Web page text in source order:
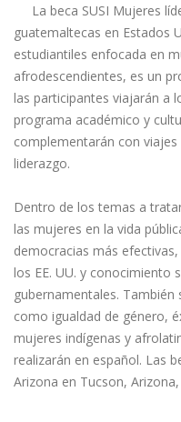
La beca SUSI Mujeres
guatemaltecas en Estados
estudiantiles enfocada en
afrodescendientes, es un
las participantes viajarán a
programa académico y
complementarán con
liderazgo.
Dentro de los temas a
las mujeres en la vida
democracias más
los EE. UU. y conocimiento
gubernamentales.
como igualdad de género,
mujeres indígenas y
realizarán en español. Las
Arizona en Tucson,